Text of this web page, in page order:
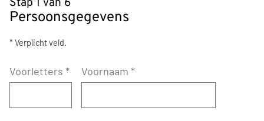
Persoonsgegevens
* Verplicht veld.
Voorletters * Voornaam *